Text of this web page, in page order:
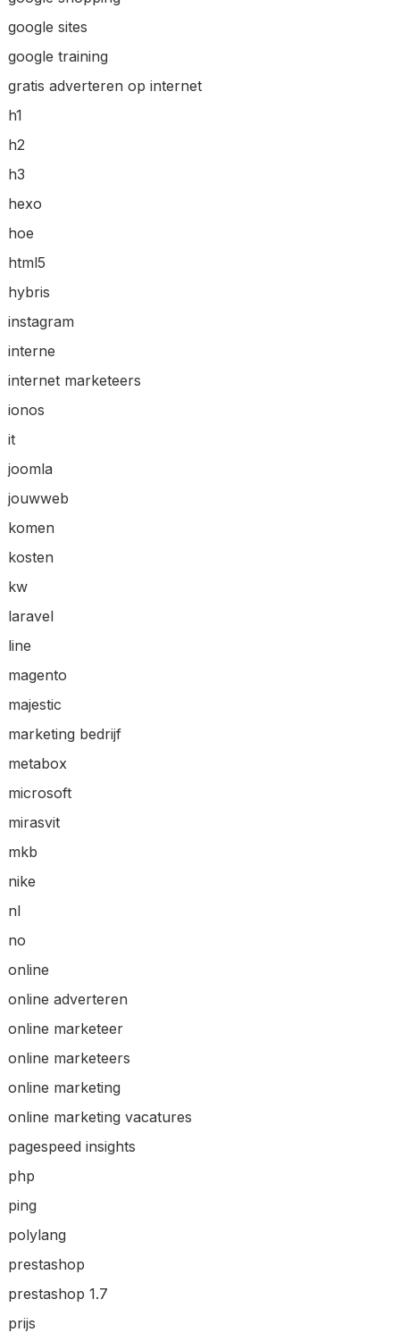
google sites
google training
gratis adverteren op internet
h1
h2
h3
hexo
hoe
html5
hybris
instagram
interne
internet marketeers
ionos
it
joomla
jouwweb
komen
kosten
kw
laravel
line
magento
majestic
marketing bedrijf
metabox
microsoft
mirasvit
mkb
nike
nl
no
online
online adverteren
online marketeer
online marketeers
online marketing
online marketing vacatures
pagespeed insights
php
ping
polylang
prestashop
prestashop 1.7
prijs